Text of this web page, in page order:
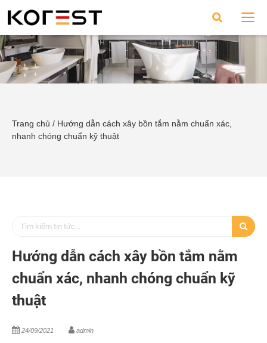
Trang chủ / Hướng dẫn cách xây bồn tắm nằm chuẩn xác,
nhanh chóng chuẩn kỹ thuật
Hướng dẫn cách xây bồn tắm nằm
chuẩn xác, nhanh chóng chuẩn kỹ
thuật
24/09/2021 admin